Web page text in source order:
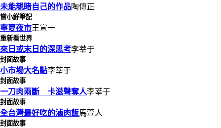
未能親睹自己的作品陶傳正
嘗小鮮筆記
寧夏夜市王宣一
重新看世界
來日或末日的深思考李莘于
封面故事
小市場大名點李莘于
封面故事
一刀肉兩斷 卡滋聲奪人李莘于
封面故事
全台灣最好吃的滷肉飯馬萱人
封面故事